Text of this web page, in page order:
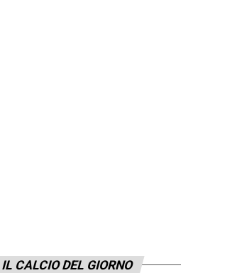
IL CALCIO DEL GIORNO